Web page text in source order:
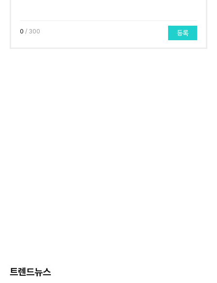
0 / 300 등록
트렌드뉴스